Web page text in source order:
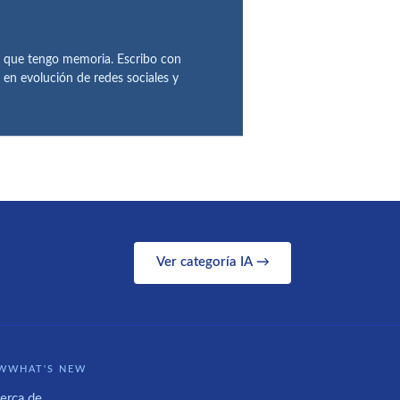
tengo memoria. Escribo con
evolución de redes sociales y
Ver categoría IA →
NEW